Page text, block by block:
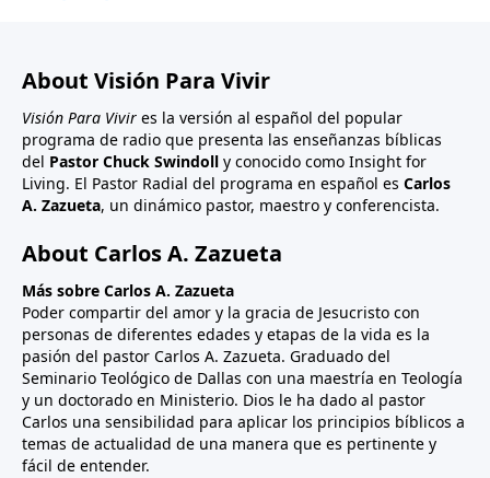
About Visión Para Vivir
Visión Para Vivir es la versión al español del popular
programa de radio que presenta las enseñanzas bíblicas
del Pastor Chuck Swindoll y conocido como Insight for
Living. El Pastor Radial del programa en español es Carlos
A. Zazueta, un dinámico pastor, maestro y conferencista.
About Carlos A. Zazueta
Más sobre Carlos A. Zazueta
Poder compartir del amor y la gracia de Jesucristo con
personas de diferentes edades y etapas de la vida es la
pasión del pastor Carlos A. Zazueta. Graduado del
Seminario Teológico de Dallas con una maestría en Teología
y un doctorado en Ministerio. Dios le ha dado al pastor
Carlos una sensibilidad para aplicar los principios bíblicos a
temas de actualidad de una manera que es pertinente y
fácil de entender.